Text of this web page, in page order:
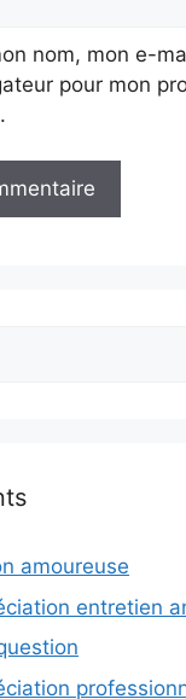
nom, mon e-
pour mon
amoureuse
entretien